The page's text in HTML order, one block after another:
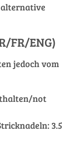
FR/ENG)
jedoch vom
not
3.5